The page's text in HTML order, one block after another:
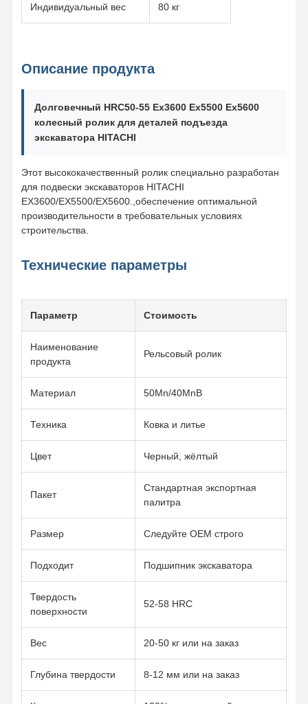
О Компании
Наша
Все Случаи
Передняя зевака
цепная звездочка
Цепочка рельсов
Track Shoe Pad
Прицеп экскаватора
Бутылка экскаватора
Зубы в ведрах
Дозер с режущим краем
Нажмите на застежку
Индивидуальный вес 80 кг
Описание продукта
Долговечный HRC50-55 Ex3600 Ex5500 Ex5600
колесный ролик для деталей подъезда
экскаватора HITACHI
Этот высококачественный ролик специально разработан
для подвески экскаваторов HITACHI
EX3600/EX5500/EX5600.,обеспечение оптимальной
производительности в требовательных условиях
строительства.
Технические параметры
Параметр Стоимость
Наименование
продукта
Рельсовый ролик
Материал 50Mn/40MnB
Техника Ковка и литье
Цвет Черный, жёлтый
Пакет
Стандартная экспортная
палитра
Размер Следуйте OEM строго
Подходит Подшипник экскаватора
Твердость
поверхности
52-58 HRC
Вес 20-50 кг или на заказ
Глубина твердости 8-12 мм или на заказ